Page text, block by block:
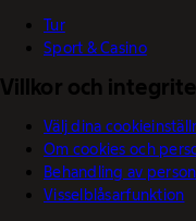
Tur
Sport & Casino
Villkor och
Välj dina
Om cookies och
Behandling av
Visselblåsarfunktion